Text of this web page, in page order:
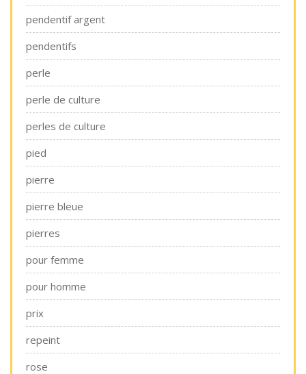
pendentif argent
pendentifs
perle
perle de culture
perles de culture
pied
pierre
pierre bleue
pierres
pour femme
pour homme
prix
repeint
rose